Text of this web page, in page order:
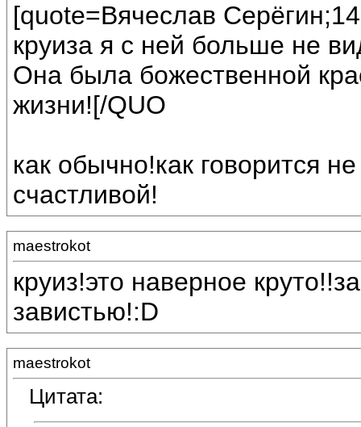
[quote=Вячеслав
круиза я с ней больше не
Она была божественной
жизни![/QUO
как обычно!как говорится
счастливой!
maestrokot
круиз!это наверное
завистью!:D
maestrokot
Цитата: